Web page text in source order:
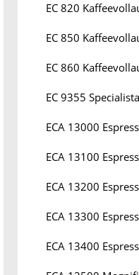
EC 820
EC 850
EC 860
EC 9355 Specialista
ECA 13000
ECA 13100
ECA 13200
ECA 13300
ECA 13400